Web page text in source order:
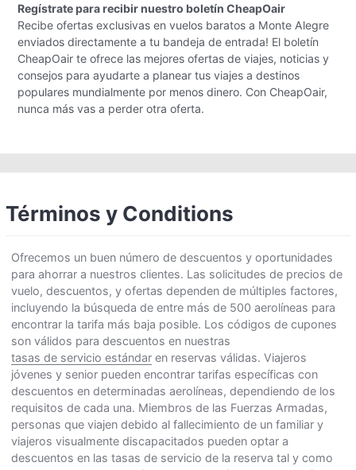
Regístrate para recibir nuestro boletín CheapOair
Recibe ofertas exclusivas en vuelos baratos a Monte Alegre
enviados directamente a tu bandeja de entrada! El boletín
CheapOair te ofrece las mejores ofertas de viajes, noticias y
consejos para ayudarte a planear tus viajes a destinos
populares mundialmente por menos dinero. Con CheapOair,
nunca más vas a perder otra oferta.
Términos y Conditions
Ofrecemos un buen número de descuentos y oportunidades
para ahorrar a nuestros clientes. Las solicitudes de precios de
vuelo, descuentos, y ofertas dependen de múltiples factores,
incluyendo la búsqueda de entre más de 500 aerolíneas para
encontrar la tarifa más baja posible. Los códigos de cupones
son válidos para descuentos en nuestras
tasas de servicio estándar en reservas válidas. Viajeros
jóvenes y senior pueden encontrar tarifas específicas con
descuentos en determinadas aerolíneas, dependiendo de los
requisitos de cada una. Miembros de las Fuerzas Armadas,
personas que viajen debido al fallecimiento de un familiar y
viajeros visualmente discapacitados pueden optar a
descuentos en las tasas de servicio de la reserva tal y como